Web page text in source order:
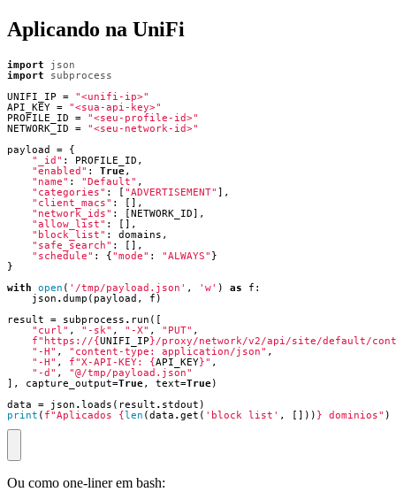
Aplicando na UniFi
import
json
import
subprocess
UNIFI_IP
=
"<unifi-ip>"
API_KEY =
"<sua-api-key>"
PROFILE_ID
=
"<seu-profile-id>"
NETWORK_ID
=
"<seu-network-id>"
payload
=
{
"_id" : PROFILE_ID ,
"enabled" : True,
"name" : "Default" ,
"categories" : [ "ADVERTISEMENT" ],
"client_macs" :
[],
"network_ids" : [NETWORK_ID],
"allow_list" :
[],
"block_list" : domains ,
"safe_search" :
[],
"schedule" : {"mode" : "ALWAYS" }
}
with
open ( '/tmp/payload.json' , 'w' ) as f :
json .dump ( payload , f )
result
= subprocess . run ([
"curl" , "-sk" , "-X" , "PUT" ,
f"https://{UNIFI_IP}/proxy/network/v2/api/site/default/
"-H" , "content-type: application/json" ,
"-H" , f"X-API-KEY: {API_KEY}" ,
"-d" ,
"@/tmp/payload.json"
],
capture_output=True, text=True)
data
= json .loads ( result . stdout )
print ( f"Aplicados {len (data .get ( 'block_list' , [])) } dominios" )
Ou como one-liner em bash: